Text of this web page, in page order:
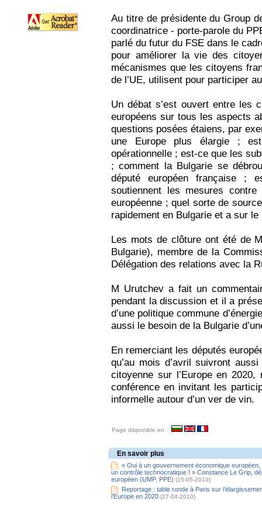
Au titre de présidente du Group
coordinatrice - porte-parole du
parlé du futur du FSE dans le
pour améliorer la vie des
mécanismes que les citoyens
de l’UE, utilisent pour participer
Un débat s’est ouvert entre les
européens sur tous les aspects
questions posées étaiens, par
une Europe plus élargie ;
opérationnelle ; est-ce que les
; comment la Bulgarie se
député européen française ;
soutiennent les mesures
européenne ; quel sorte de
rapidement en Bulgarie et a sur
Les mots de clôture ont été de
Bulgarie), membre de la
Délégation des relations avec la
M Urutchev a fait un
pendant la discussion et il a
d’une politique commune
aussi le besoin de la Bulgarie
En remerciant les députés
qu’au mois d’avril suivront
citoyenne sur l’Europe en
conférence en invitant les
informelle autour d’un ver de vin.
Page disponible en :
En savoir plus
« Oui à un gouvernement économique européen,
un contrôle technocratique ! » Constance Le Grip,
européen (UMP, PPE) (15-05-2010)
Reportage : table ronde à Paris sur
l’Europe en 2020 (27-04-2010)